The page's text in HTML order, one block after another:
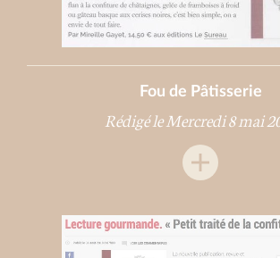
Fou de Pâtisserie
Rédigé le Mercredi 8 mai